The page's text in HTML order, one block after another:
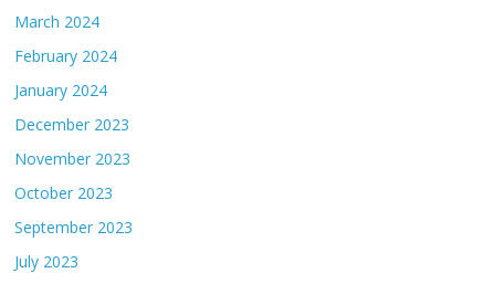
March 2024
February 2024
January 2024
December 2023
November 2023
October 2023
September 2023
July 2023